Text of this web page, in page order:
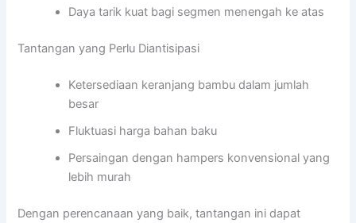
Daya tarik kuat bagi segmen menengah ke atas
Tantangan yang Perlu Diantisipasi
Ketersediaan keranjang bambu dalam jumlah
besar
Fluktuasi harga bahan baku
Persaingan dengan hampers konvensional yang
lebih murah
Dengan perencanaan yang baik, tantangan ini dapat